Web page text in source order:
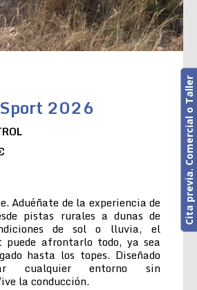
2026
Aduéñate de la experiencia de
pistas rurales a dunas de
de sol o lluvia, el
puede afrontarlo todo, ya sea
hasta los topes. Diseñado
cualquier entorno sin
la conducción.
Cita previa. Comercial o Taller